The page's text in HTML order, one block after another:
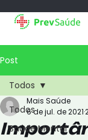
Post
Todos
Saúde Mental
Todos
Mais Saúde
6 de jul. de 2021